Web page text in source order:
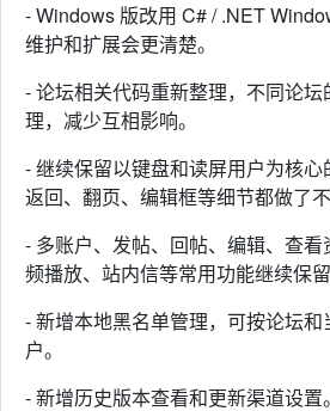
- Windows 版改用 C# / .NET
维护和扩展会更清楚。
- 论坛相关代码重新整理，不同论
理，减少互相影响。
- 继续保留以键盘和读屏用户为核心
返回、翻页、编辑框等细节都做了不
- 多账户、发帖、回帖、编辑、查
频播放、站内信等常用功能继续保留
- 新增本地黑名单管理，可按论坛
户。
- 新增历史版本查看和更新渠道设置。